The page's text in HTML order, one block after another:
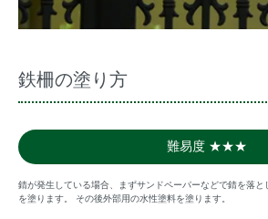
鉄柵の塗り方
難易度 ★★★
錆が発生している場合、まずサンドペーパーなどで錆を落と
を塗ります。 その後外部用の水性塗料を塗ります。